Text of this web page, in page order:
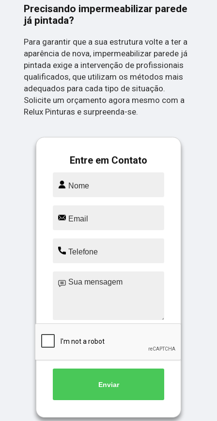
Precisando impermeabilizar parede
já pintada?
Para garantir que a sua estrutura volte a ter a
aparência de nova, impermeabilizar parede já
pintada exige a intervenção de profissionais
qualificados, que utilizam os métodos mais
adequados para cada tipo de situação.
Solicite um orçamento agora mesmo com a
Relux Pinturas e surpreenda-se.
Entre em Contato
Enviar